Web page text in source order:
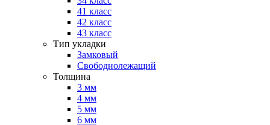
41 класс
42 класс
43 класс
Тип укладки
Замковый
Свободнолежащий
Толщина
3 мм
4 мм
5 мм
6 мм